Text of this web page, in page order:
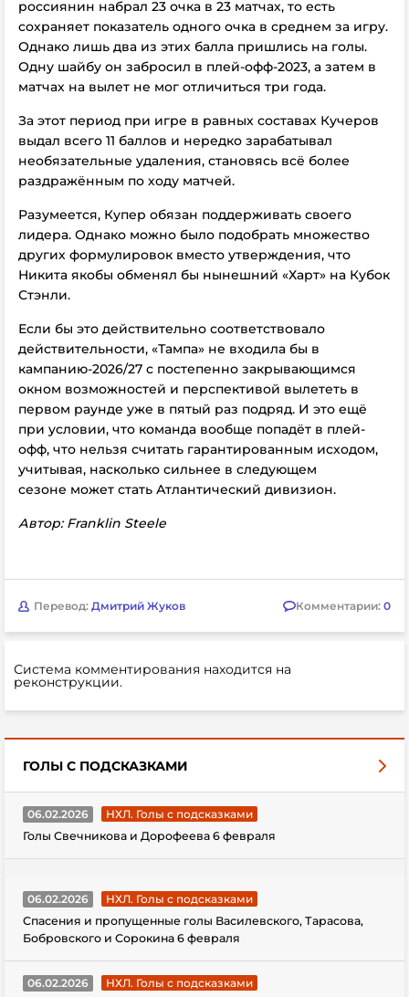
россиянин набрал 23 очка в 23 матчах, то есть
сохраняет показатель одного очка в среднем за игру.
Однако лишь два из этих балла пришлись на голы.
Одну шайбу он забросил в плей-офф-2023, а затем в
матчах на вылет не мог отличиться три года.
За этот период при игре в равных составах Кучеров
выдал всего 11 баллов и нередко зарабатывал
необязательные удаления, становясь всё более
раздражённым по ходу матчей.
Разумеется, Купер обязан поддерживать своего
лидера. Однако можно было подобрать множество
других формулировок вместо утверждения, что
Никита якобы обменял бы нынешний «Харт» на Кубок
Стэнли.
Если бы это действительно соответствовало
действительности, «Тампа» не входила бы в
кампанию-2026/27 с постепенно закрывающимся
окном возможностей и перспективой вылететь в
первом раунде уже в пятый раз подряд. И это ещё
при условии, что команда вообще попадёт в плей-
офф, что нельзя считать гарантированным исходом,
учитывая, насколько сильнее в следующем
сезоне может стать Атлантический дивизион.
Автор: Franklin Steele
Перевод: Дмитрий Жуков Комментарии: 0
Система комментирования находится на
реконструкции.
ГОЛЫ С ПОДСКАЗКАМИ
06.02.2026
НХЛ. Голы с подсказками
Голы Свечникова и Дорофеева 6 февраля
06.02.2026
НХЛ. Голы с подсказками
Спасения и пропущенные голы Василевского, Тарасова,
Бобровского и Сорокина 6 февраля
06.02.2026
НХЛ. Голы с подсказками